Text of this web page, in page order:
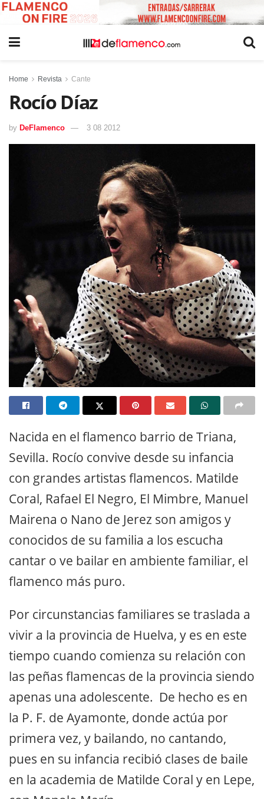
Home Revista Cante
Rocío Díaz
by DeFlamenco 3 08 2012
Nacida en el flamenco barrio de Triana,
Sevilla. Rocío convive desde su infancia
con grandes artistas flamencos. Matilde
Coral, Rafael El Negro, El Mimbre, Manuel
Mairena o Nano de Jerez son amigos y
conocidos de su familia a los escucha
cantar o ve bailar en ambiente familiar, el
flamenco más puro.
Por circunstancias familiares se traslada a
vivir a la provincia de Huelva, y es en este
tiempo cuando comienza su relación con
las peñas flamencas de la provincia siendo
apenas una adolescente. De hecho es en
la P. F. de Ayamonte, donde actúa por
primera vez, y bailando, no cantando,
pues en su infancia recibió clases de baile
en la academia de Matilde Coral y en Lepe,